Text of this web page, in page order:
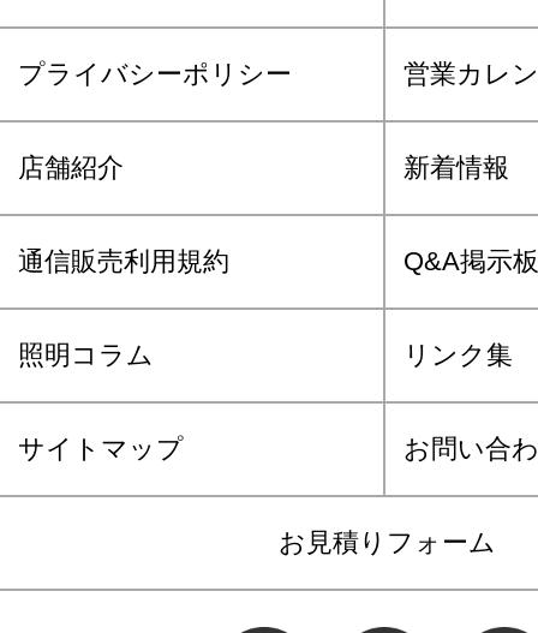
プライバシーポリシー 営業カレ
店舗紹介 新着情報
通信販売利用規約 Q&A掲示板
照明コラム リンク集
サイトマップ お問い合
お見積りフォーム